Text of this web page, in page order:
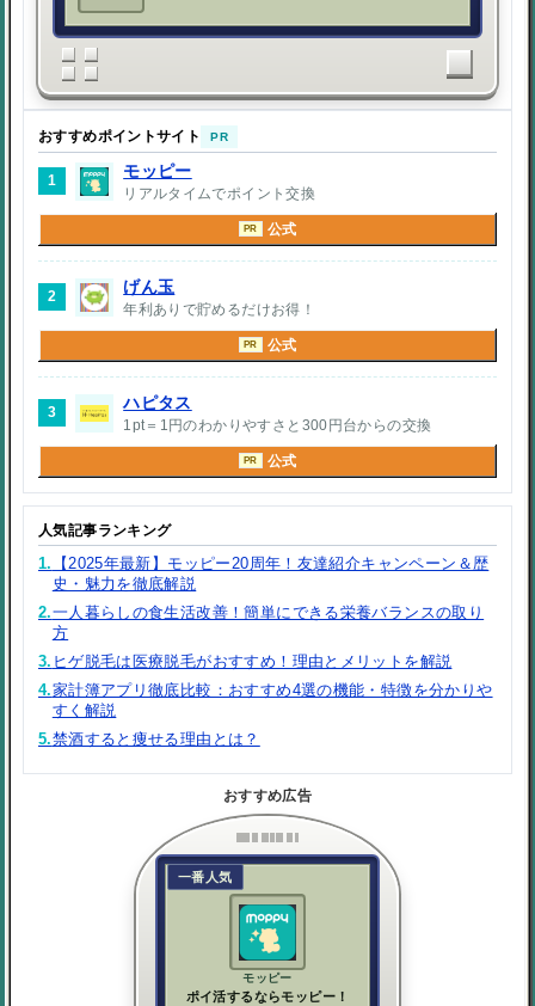
おすすめポイントサイト PR
1
モッピー
リアルタイムでポイント交換
PR 公式
2
げん玉
年利ありで貯めるだけお得！
PR 公式
3
ハピタス
1pt＝1円のわかりやすさと300円台からの交換
PR 公式
人気記事ランキング
1.
【2025年最新】モッピー20周年！友達紹介キャンペーン＆歴
史・魅力を徹底解説
2.一人暮らしの食生活改善！簡単にできる栄養バランスの取り
方
3. ヒゲ脱毛は医療脱毛がおすすめ！理由とメリットを解説
4.家計簿アプリ徹底比較：おすすめ4選の機能・特徴を分かりや
すく解説
5.禁酒すると痩せる理由とは？
おすすめ広告
一番人気
モッピー
ポイ活するならモッピー！